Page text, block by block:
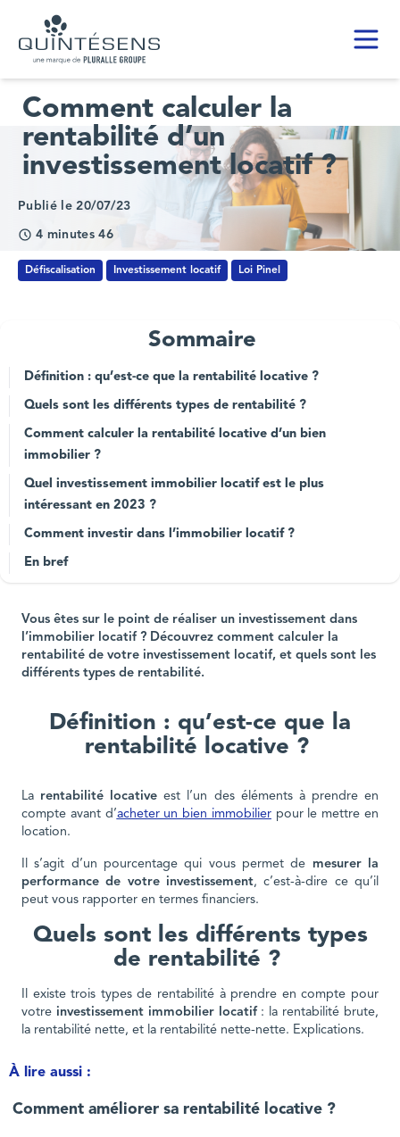
Home page
Comment calculer la
rentabilité d’un
investissement locatif ?
Publié le 20/07/23
4 minutes 46
Défiscalisation Investissement locatif Loi Pinel
Sommaire
Définition : qu’est-ce que la rentabilité locative ?
Quels sont les différents types de rentabilité ?
Comment calculer la rentabilité locative d’un bien
immobilier ?
Quel investissement immobilier locatif est le plus
intéressant en 2023 ?
Comment investir dans l’immobilier locatif ?
En bref
Vous êtes sur le point de réaliser un investissement dans
l’immobilier locatif ? Découvrez comment calculer la
rentabilité de votre investissement locatif, et quels sont les
différents types de rentabilité.
Définition : qu’est-ce que la
rentabilité locative ?
La rentabilité locative est l’un des éléments à prendre en
compte avant d’acheter un bien immobilierpour le mettre en
location.
Il s’agit d’un pourcentage qui vous permet de mesurer la
performance de votre investissement, c’est-à-dire ce qu’il
peut vous rapporter en termes financiers.
Quels sont les différents types
de rentabilité ?
Il existe trois types de rentabilité à prendre en compte pour
votre investissement immobilier locatif: la rentabilité brute,
la rentabilité nette, et la rentabilité nette-nette. Explications.
À lire aussi :
Comment améliorer sa rentabilité locative ?